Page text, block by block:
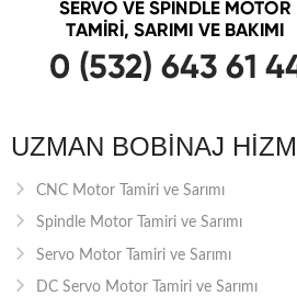
UZMAN BOBINAJ
CNC Motor Tamiri ve Sarımı
Spindle Motor Tamiri ve Sarımı
Servo Motor Tamiri ve Sarımı
DC Servo Motor Tamiri ve Sarımı